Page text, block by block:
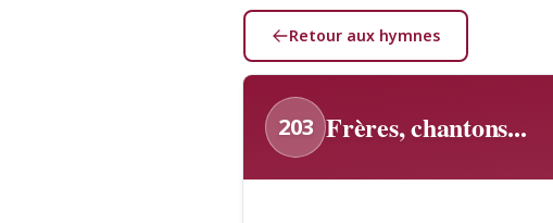
Retour aux hymnes
203 Frères, chantons...